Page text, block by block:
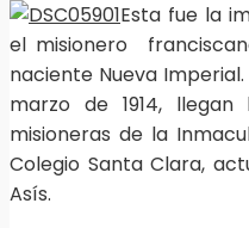
Esta fue la
el misionero
naciente Nueva
marzo de 1914, llegan
misioneras de la
Colegio Santa Clara,
Asís.